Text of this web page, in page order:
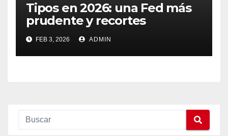
Tipos en 2026: una Fed más
prudente y recortes
graduales, en el escenario de
Adolfo del Cueto Aramburu
FEB 3, 2026 ADMIN